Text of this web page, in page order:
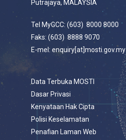
Putrajaya, MALAYSIA
Tel MyGCC: (603) 8000 8000
Faks: (603) 8888 9070
E-mel: enquiry[at]mosti.gov.my
Data Terbuka MOSTI
Dasar Privasi
Kenyataan Hak Cipta
Polisi Keselamatan
Penafian Laman Web